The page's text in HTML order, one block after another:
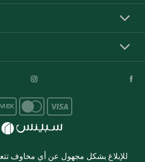
للإبلاغ بشكل مجهول عن أي مخاوف